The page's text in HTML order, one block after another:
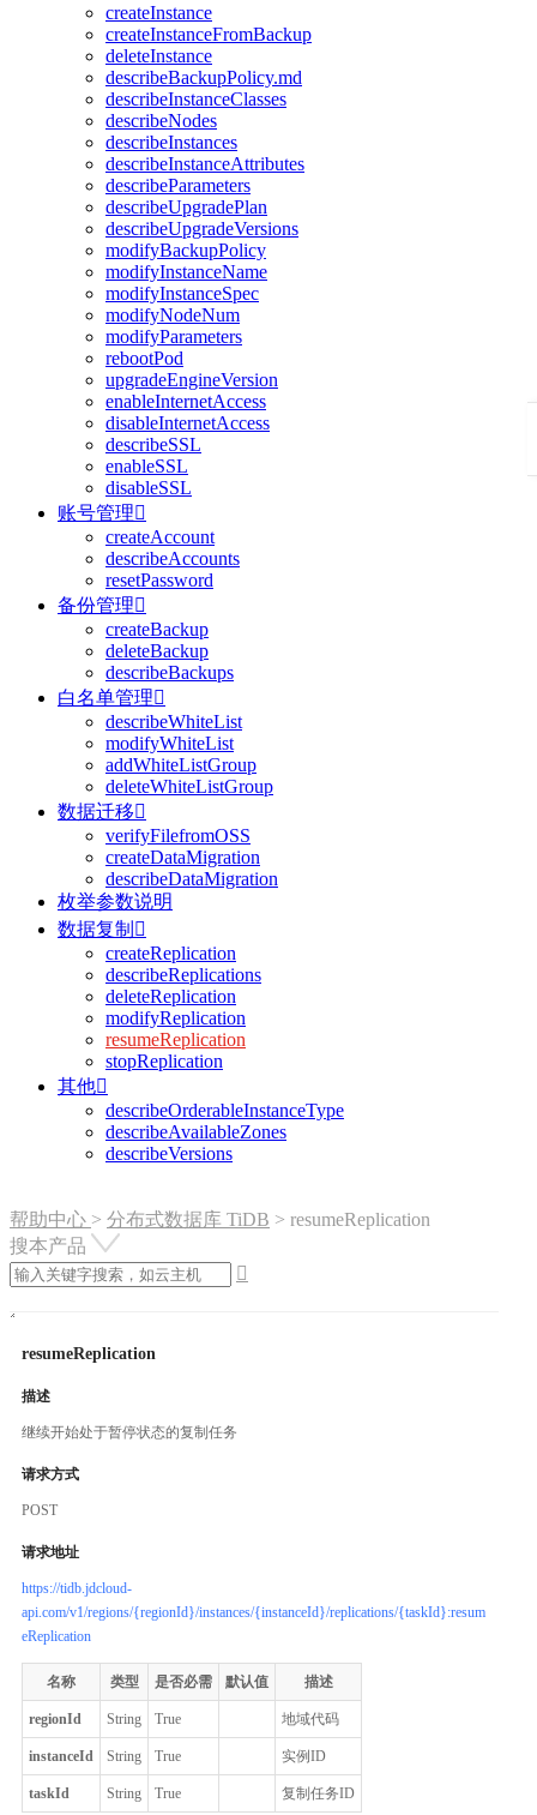
createInstance
createInstanceFromBackup
deleteInstance
describeBackupPolicy.md
describeInstanceClasses
describeNodes
describeInstances
describeInstanceAttributes
describeParameters
describeUpgradePlan
describeUpgradeVersions
modifyBackupPolicy
modifyInstanceName
modifyInstanceSpec
modifyNodeNum
modifyParameters
rebootPod
upgradeEngineVersion
enableInternetAccess
disableInternetAccess
describeSSL
enableSSL
disableSSL
账号管理
createAccount
describeAccounts
resetPassword
备份管理
createBackup
deleteBackup
describeBackups
白名单管理
describeWhiteList
modifyWhiteList
addWhiteListGroup
deleteWhiteListGroup
数据迁移
verifyFilefromOSS
createDataMigration
describeDataMigration
枚举参数说明
数据复制 
createReplication
describeReplications
deleteReplication
modifyReplication
resumeReplication
stopReplication
其他
describeOrderableInstanceType
describeAvailableZones
describeVersions
帮助中心 > 分布式数据库 TiDB > resumeReplication
搜本产品

resumeReplication
描述
继续开始处于暂停状态的复制任务
请求方式
POST
请求地址
https://tidb.jdcloud-
api.com/v1/regions/{regionId}/instances/{instanceId}/replications/{taskId}:resum
eReplication
名称 类型 是否必需 默认值 描述
regionId String True 地域代码
instanceId String True 实例ID
taskId String True 复制任务ID